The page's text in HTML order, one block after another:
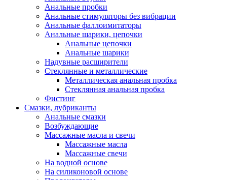
Анальные пробки
Анальные стимуляторы без вибрации
Анальные фаллоимитаторы
Анальные шарики, цепочки
Анальные цепочки
Анальные шарики
Надувные расширители
Стеклянные и металлические
Металлическая анальная пробка
Стеклянная анальная пробка
Фистинг
Смазки, лубриканты
Анальные смазки
Возбуждающие
Массажные масла и свечи
Массажные масла
Массажные свечи
На водной основе
На силиконовой основе